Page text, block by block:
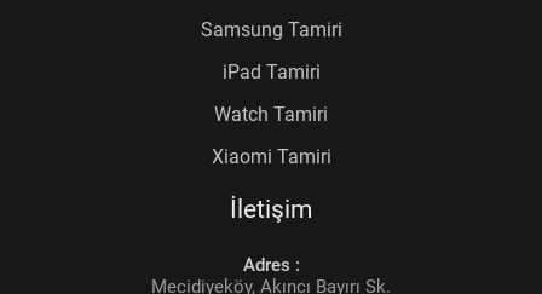
Samsung Tamiri
iPad Tamiri
Watch Tamiri
Xiaomi Tamiri
İletişim
Adres :
Mecidiyeköy, Akıncı Bayırı Sk.